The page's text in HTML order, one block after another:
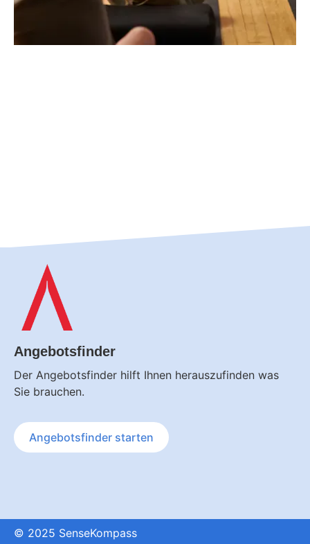
Angebotsfinder
Der Angebotsfinder hilft Ihnen herauszufinden was
Sie brauchen.
Angebotsfinder starten
© 2025 SenseKompass